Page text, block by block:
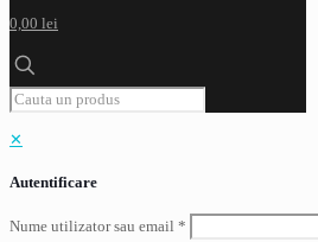
0,00 lei
✕
Autentificare
Nume utilizator sau email *